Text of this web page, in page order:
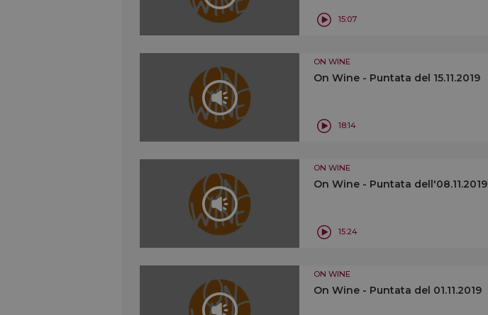
15:07
ON WINE
On Wine - Puntata del 15.11.2019
18:14
ON WINE
On Wine - Puntata dell'08.11.2019
15:24
ON WINE
On Wine - Puntata del 01.11.2019